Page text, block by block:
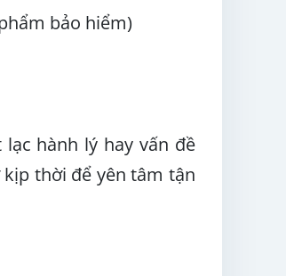
bảo hiểm)
hành lý hay vấn đề
kịp thời để yên tâm tận